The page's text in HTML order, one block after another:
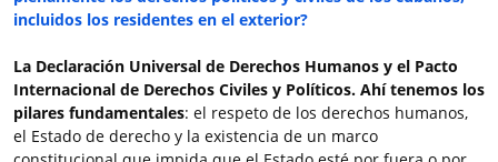
incluidos los residentes en el exterior?
La Declaración Universal de Derechos Humanos y el Pacto
Internacional de Derechos Civiles y Políticos. Ahí tenemos los
pilares fundamentales: el respeto de los derechos humanos,
el Estado de derecho y la existencia de un marco